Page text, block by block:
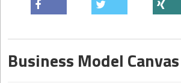
Business Model Canvas